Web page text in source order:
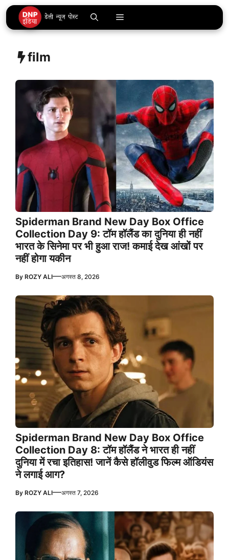
Skip
to
content
Menu
film
Spiderman Brand New Day Box Office
Collection Day 9: टॉम हॉलैंड का दुनिया ही नहीं
भारत के सिनेमा पर भी हुआ राज! कमाई देख आंखों पर
नहीं होगा यकीन
By ROZY ALI—अगस्त 8, 2026
Spiderman Brand New Day Box Office
Collection Day 8: टॉम हॉलैंड ने भारत ही नहीं
दुनिया में रचा इतिहास! जानें कैसे हॉलीवुड फिल्म ऑडियंस
ने लगाई आग?
By ROZY ALI—अगस्त 7, 2026